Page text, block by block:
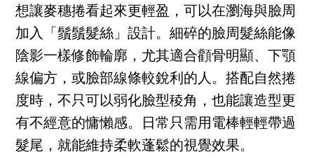
想讓麥穗捲看起來更輕盈，可以在瀏海與臉周
加入「鬚鬚髮絲」設計。細碎的臉周髮絲能像
陰影一樣修飾輪廓，尤其適合顴骨明顯、下顎
線偏方，或臉部線條較銳利的人。搭配自然捲
度時，不只可以弱化臉型稜角，也能讓造型更
有不經意的慵懶感。日常只需用電棒輕輕帶過
髮尾，就能維持柔軟蓬鬆的視覺效果。